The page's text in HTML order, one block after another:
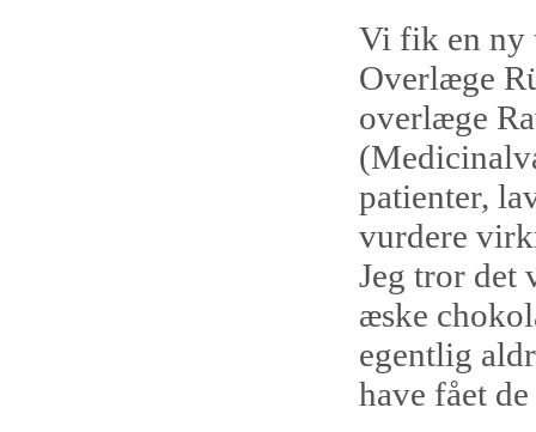
Vi fik en ny
Overlæge
overlæge
patienter,
vurdere
Jeg tror det
æske
egentlig
have fået